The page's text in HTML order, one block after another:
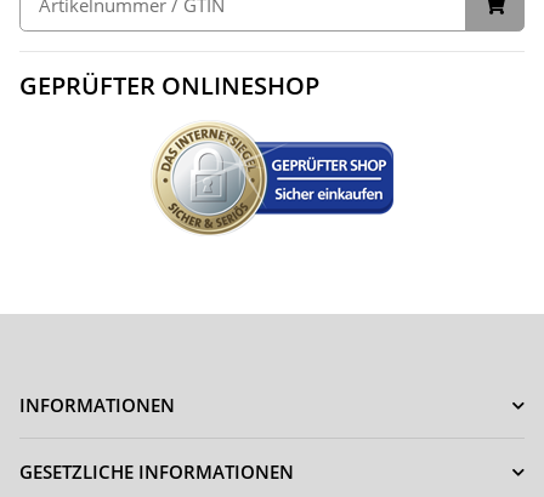
GEPRÜFTER ONLINESHOP
INFORMATIONEN
GESETZLICHE INFORMATIONEN